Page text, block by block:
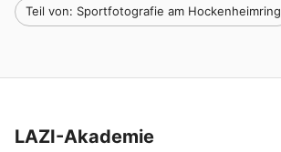
Teil von: Sportfotografie am Hockenheimring
LAZI-Akademie